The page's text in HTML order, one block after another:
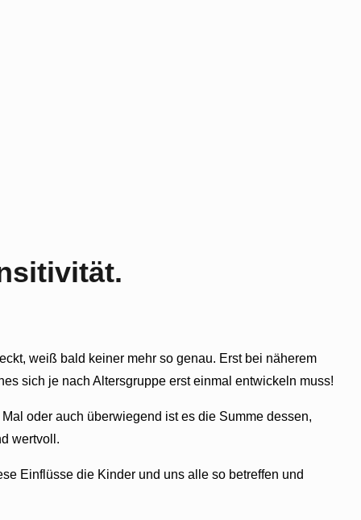
weiß bald keiner mehr so genau. Erst bei näherem
sich je nach Altersgruppe erst einmal entwickeln muss!
oder auch überwiegend ist es die Summe dessen,
wertvoll.
Einflüsse die Kinder und uns alle so betreffen und